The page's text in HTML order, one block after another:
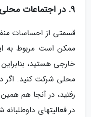
9. در اجتماعات محلی ها شرکت کنید
قسمتی از احساسات
ممکن است مربوط به
خارجی هستید،
محلی شرکت کنید. اگر
رفتید، در آنجا هم
در فعالیتهای